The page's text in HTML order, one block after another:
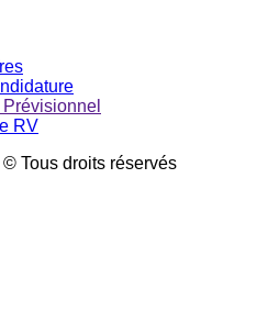
RV
Tous droits réservés